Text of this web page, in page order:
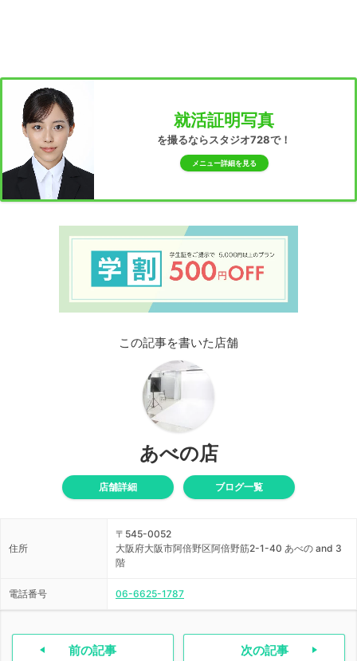
就活証明写真
を撮るならスタジオ728で！
メニュー詳細を見る
この記事を書いた店舗
あべの店
店舗詳細 ブログ一覧
住所
〒545-0052
大阪府大阪市阿倍野区阿倍野筋2-1-40 あべの and 3
階
電話番号 06-6625-1787
前の記事 次の記事